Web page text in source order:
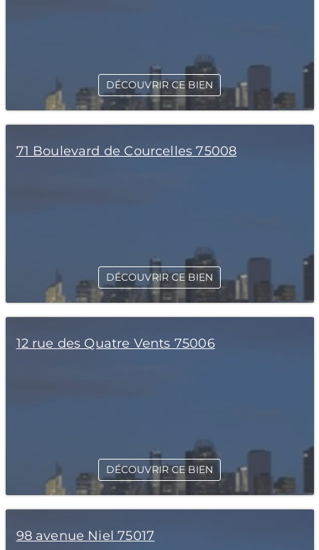
DÉCOUVRIR CE BIEN
71 Boulevard de Courcelles 75008
DÉCOUVRIR CE BIEN
12 rue des Quatre Vents 75006
DÉCOUVRIR CE BIEN
98 avenue Niel 75017